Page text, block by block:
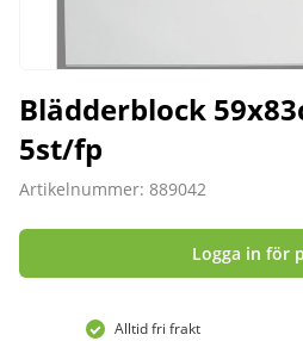
Blädderblock
5st/fp
Artikelnummer: 889042
Logga in för
Alltid fri frakt